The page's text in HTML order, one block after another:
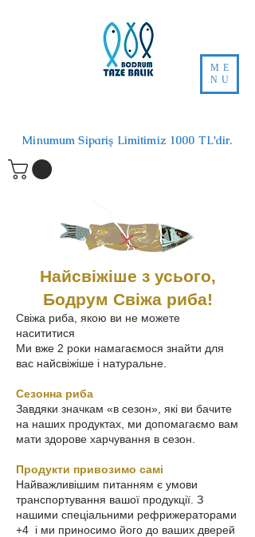
ME
NU
Minumum Sipariş Limitimiz 1000 TL'dir.
Найсвіжіше з усього,
Бодрум Свіжа риба!
Свіжа риба, якою ви не можете
насититися
Ми вже 2 роки намагаємося знайти для
вас найсвіжіше і натуральне.
Сезонна риба
Завдяки значкам «в сезон», які ви бачите
на наших продуктах, ми допомагаємо вам
мати здорове харчування в сезон.
Продукти привозимо самі
Найважливішим питанням є умови
транспортування вашої продукції. З
нашими спеціальними рефрижераторами
+4 і ми приносимо його до ваших дверей